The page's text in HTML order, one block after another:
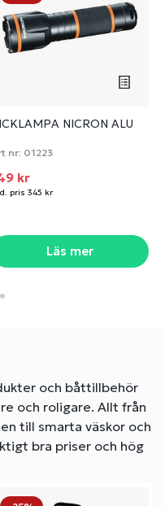
NICRON ALU
nr: 01223
kr
pris 345 kr
Läs mer
och båttillbehör
och roligare. Allt från
till smarta väskor och
bra priser och hög